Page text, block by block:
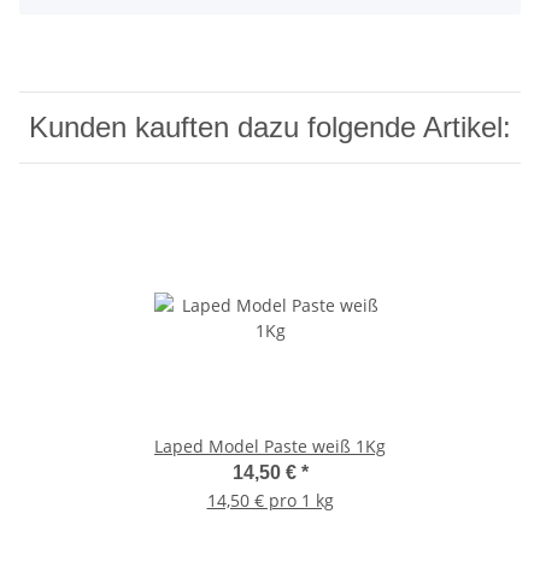
Kunden kauften dazu folgende Artikel:
Laped Model Paste weiß 1Kg
14,50 € *
14,50 € pro 1 kg